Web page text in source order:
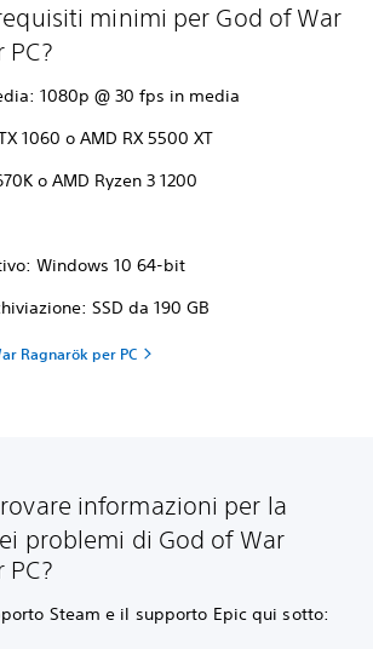
minimi per God of War
PC?
1080p @ 30 fps in media
1060 o AMD RX 5500 XT
o AMD Ryzen 3 1200
Windows 10 64-bit
SSD da 190 GB
Ragnarök per PC
informazioni per la
problemi di God of War
PC?
Steam e il supporto Epic qui sotto: